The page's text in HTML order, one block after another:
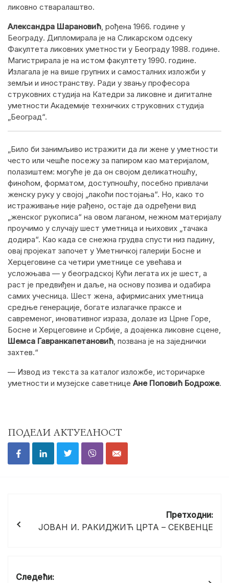
ликовно стваралаштво.
Александра Шарановић, рођена 1966. године у
Београду. Дипломирала је на Сликарском одсеку
Факултета ликовних уметности у Београду 1988. године.
Магистрирала је на истом факултету 1990. године.
Излагала је на више групних и самосталних изложби у
земљи и иностранству. Ради у звању професора
струковних студија на Катедри за ликовне и дигиталне
уметности Академије техничких струковних студија
„Београд“.
„Било би занимљиво истражити да ли жене у уметности
често или чешће посежу за папиром као материјалом,
полазиштем: могуће је да он својом деликатношћу,
финоћом, форматом, доступношћу, посебно привлачи
женску руку у својој „лакоћи постојања“. Но, како то
истраживање није рађено, остаје да одређени вид
„женског рукописа“ на овом лаганом, нежном материјалу
проучимо у случају шест уметница и њихових „тачака
додира“. Као када се снежна грудва спусти низ падину,
овај пројекат започет у Уметничкој галерији Босне и
Херцеговине са четири уметнице се увећава и
усложњава — у београдској Кући легата их је шест, а
раст је предвиђен и даље, на основу позива и одабира
самих учесница. Шест жена, афирмисаних уметница
средње генерације, богате излагачке праксе и
савременог, иновативног израза, долазе из Црне Горе,
Босне и Херцеговине и Србије, а доајенка ликовне сцене,
Шемса Гавранкапетановић, позвана је на заједнички
захтев.“
— Извод из текста за каталог изложбе, историчарке
уметности и музејске саветнице Ане Поповић Бодроже.
ПОДЕЛИ АКТУЕЛНОСТ
чланка
Претходни:
ЈОВАН И. РАКИДЖИЋ ЦРТА – СЕКВЕНЦЕ
Следећи: